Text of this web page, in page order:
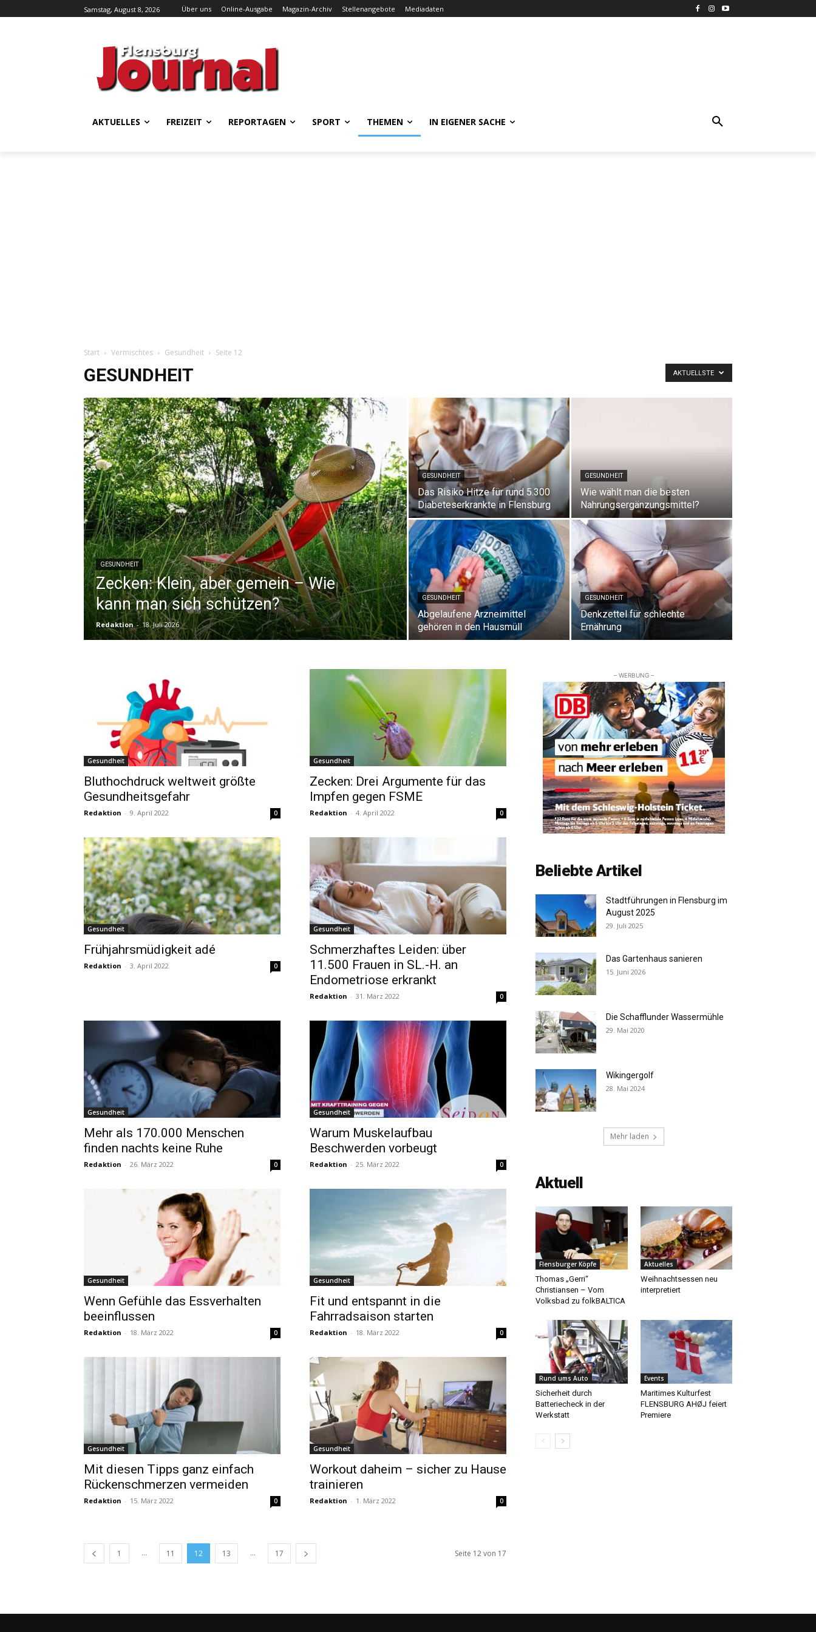
Samstag, August 8, 2026 Über uns Online-Ausgabe Magazin-Archiv Stellenangebote Mediadaten
AKTUELLES FREIZEIT REPORTAGEN SPORT THEMEN IN EIGENER SACHE
Start Vermischtes Gesundheit Seite 12
GESUNDHEIT AKTUELLSTE
GESUNDHEIT
Zecken: Klein, aber gemein – Wie
kann man sich schützen?
Redaktion - 18. Juli 2026
GESUNDHEIT
Das Risiko Hitze für rund 5.300
Diabeteserkrankte in Flensburg
GESUNDHEIT
Wie wählt man die besten
Nahrungsergänzungsmittel?
GESUNDHEIT
Abgelaufene Arzneimittel
gehören in den Hausmüll
GESUNDHEIT
Denkzettel für schlechte
Ernährung
Gesundheit
Bluthochdruck weltweit größte
Gesundheitsgefahr
Redaktion - 9. April 2022 0
Gesundheit
Zecken: Drei Argumente für das
Impfen gegen FSME
Redaktion - 4. April 2022 0
Gesundheit
Frühjahrsmüdigkeit adé
Redaktion - 3. April 2022 0
Gesundheit
Schmerzhaftes Leiden: über
11.500 Frauen in SL.-H. an
Endometriose erkrankt
Redaktion - 31. März 2022 0
Gesundheit
Mehr als 170.000 Menschen
finden nachts keine Ruhe
Redaktion - 26. März 2022 0
Gesundheit
Warum Muskelaufbau
Beschwerden vorbeugt
Redaktion - 25. März 2022 0
Gesundheit
Wenn Gefühle das Essverhalten
beeinflussen
Redaktion - 18. März 2022 0
Gesundheit
Fit und entspannt in die
Fahrradsaison starten
Redaktion - 18. März 2022 0
Gesundheit
Mit diesen Tipps ganz einfach
Rückenschmerzen vermeiden
Redaktion - 15. März 2022 0
Gesundheit
Workout daheim – sicher zu Hause
trainieren
Redaktion - 1. März 2022 0
1 ... 11 12 13 ... 17 Seite 12 von 17
– WERBUNG –
Beliebte Artikel
Stadtführungen in Flensburg im
August 2025
29. Juli 2025
Das Gartenhaus sanieren
15. Juni 2026
Die Schafflunder Wassermühle
29. Mai 2020
Wikingergolf
28. Mai 2024
Mehr laden
Aktuell
Flensburger Köpfe
Thomas „Gerri“
Christiansen – Vom
Volksbad zu folkBALTICA
Aktuelles
Weihnachtsessen neu
interpretiert
Rund ums Auto
Sicherheit durch
Batteriecheck in der
Werkstatt
Events
Maritimes Kulturfest
FLENSBURG AHØJ feiert
Premiere